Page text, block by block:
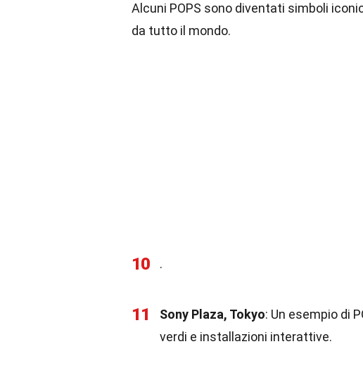
Alcuni POPS sono diventati simboli
da tutto il mondo.
10 .
11 Sony Plaza, Tokyo: Un esempio di
verdi e installazioni interattive.